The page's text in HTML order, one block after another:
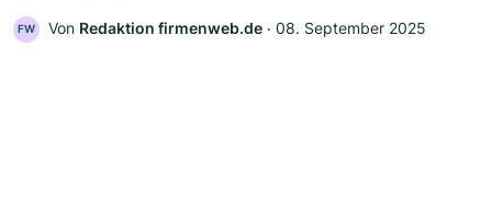
FW Von Redaktion firmenweb.de ‧ 08. September 2025